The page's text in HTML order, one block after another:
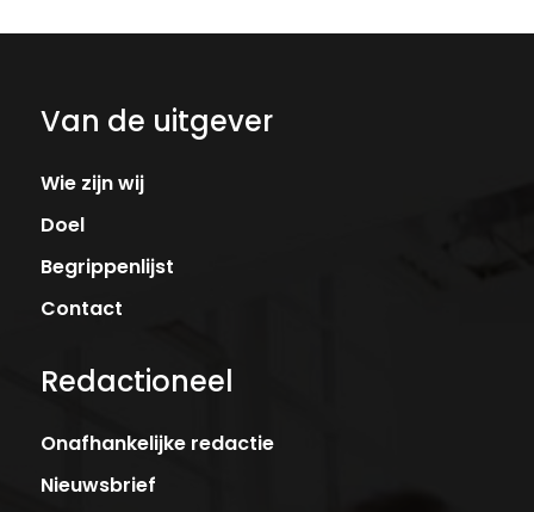
Van de uitgever
Wie zijn wij
Doel
Begrippenlijst
Contact
Redactioneel
Onafhankelijke redactie
Nieuwsbrief